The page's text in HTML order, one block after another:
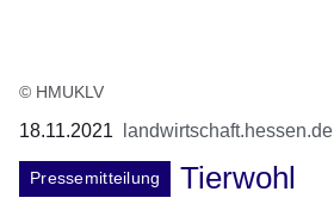
© HMUKLV
18.11.2021 landwirtschaft.hessen.de
Pressemitteilung
Tierwohl